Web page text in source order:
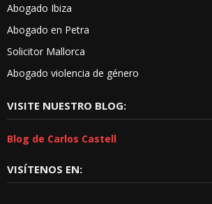
Abogado Ibiza
Abogado en Petra
Solicitor Mallorca
Abogado violencia de género
VISITE NUESTRO BLOG:
Blog de Carlos Castell
VISÍTENOS EN: